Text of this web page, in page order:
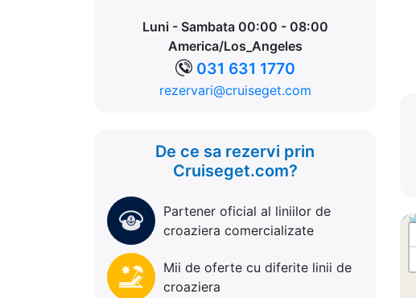
Luni - Sambata 00:00 - 08:00
America/Los_Angeles
031 631 1770
rezervari@cruiseget.com
De ce sa rezervi prin
Cruiseget.com?
Partener oficial al liniilor de
croaziera comercializate
Mii de oferte cu diferite linii de
croaziera